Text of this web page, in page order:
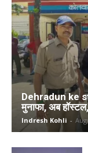
Dehradun ke
मुनाफा, अब
Indresh Kohli -